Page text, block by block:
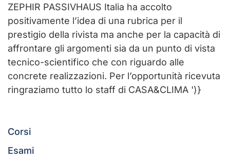
ZEPHIR PASSIVHAUS Italia ha accolto
positivamente l’idea di una rubrica per il
prestigio della rivista ma anche per la capacità di
affrontare gli argomenti sia da un punto di vista
tecnico-scientifico che con riguardo alle
concrete realizzazioni. Per l’opportunità ricevuta
ringraziamo tutto lo staff di CASA&CLIMA ')}
Corsi
Esami